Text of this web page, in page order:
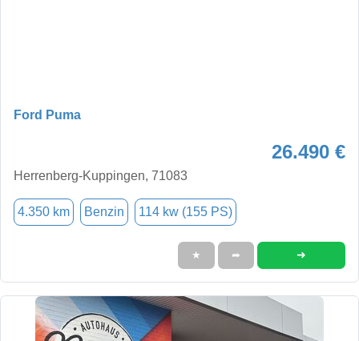
Ford Puma
26.490 €
Herrenberg-Kuppingen, 71083
4.350 km Benzin 114 kw (155 PS)
★ ➦ ➜